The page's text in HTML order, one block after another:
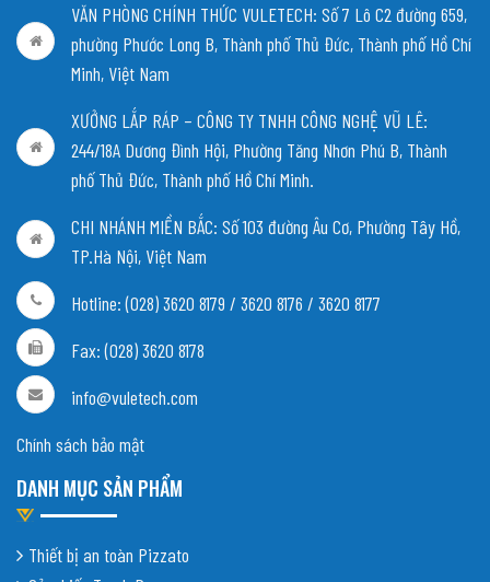
VĂN PHÒNG CHÍNH THỨC VULETECH: Số 7 Lô C2 đường 659,
phường Phước Long B, Thành phố Thủ Đức, Thành phố Hồ Chí
Minh, Việt Nam
XƯỞNG LẮP RÁP – CÔNG TY TNHH CÔNG NGHỆ VŨ LÊ:
244/18A Dương Đình Hội, Phường Tăng Nhơn Phú B, Thành
phố Thủ Đức, Thành phố Hồ Chí Minh.
CHI NHÁNH MIỀN BẮC: Số 103 đường Âu Cơ, Phường Tây Hồ,
TP.Hà Nội, Việt Nam
Hotline: (028) 3620 8179 / 3620 8176 / 3620 8177
Fax: (028) 3620 8178
info@vuletech.com
Chính sách bảo mật
DANH MỤC SẢN PHẨM
Thiết bị an toàn Pizzato